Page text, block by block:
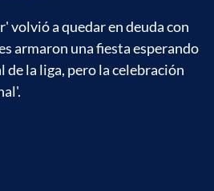
volvió a quedar en deuda con
armaron una fiesta esperando
de la liga, pero la celebración